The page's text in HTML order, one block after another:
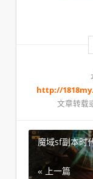
http://
文章转载
魔域sf副本时
« 上一篇